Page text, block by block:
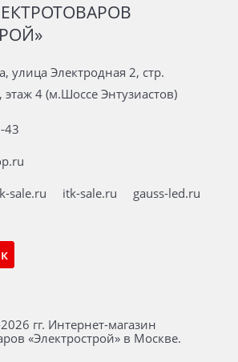
улица Электродная 2, стр.
этаж 4 (м.Шоссе Энтузиастов)
43
sale.ru itk-sale.ru
gauss-led.ru
гг. Интернет-магазин
«Электрострой» в Москве.